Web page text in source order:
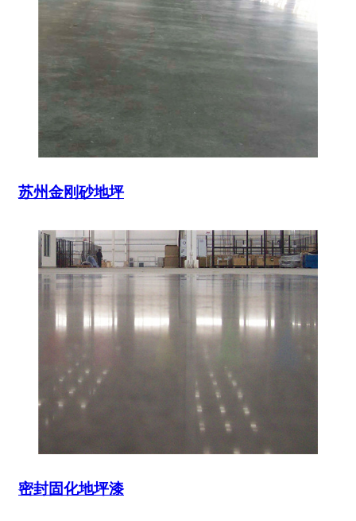
苏州金刚砂地坪
密封固化地坪漆